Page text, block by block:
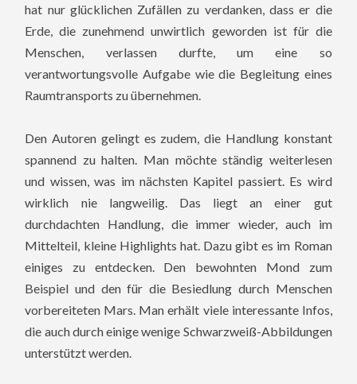
hat nur glücklichen Zufällen zu verdanken, dass er die
Erde, die zunehmend unwirtlich geworden ist für die
Menschen, verlassen durfte, um eine so
verantwortungsvolle Aufgabe wie die Begleitung eines
Raumtransports zu übernehmen.
Den Autoren gelingt es zudem, die Handlung konstant
spannend zu halten. Man möchte ständig weiterlesen
und wissen, was im nächsten Kapitel passiert. Es wird
wirklich nie langweilig. Das liegt an einer gut
durchdachten Handlung, die immer wieder, auch im
Mittelteil, kleine Highlights hat. Dazu gibt es im Roman
einiges zu entdecken. Den bewohnten Mond zum
Beispiel und den für die Besiedlung durch Menschen
vorbereiteten Mars. Man erhält viele interessante Infos,
die auch durch einige wenige Schwarzweiß-Abbildungen
unterstützt werden.